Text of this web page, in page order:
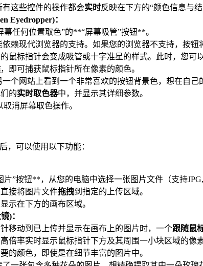
有这些控件的操作都会实时反映在下方的“颜色信息与
Eyedropper)：
幕任何位置取色”的**“屏幕吸管”按钮**。
依赖现代浏览器的支持。如果您的浏览器不支持，按钮
鼠标指针会变成吸管或十字准星的样式。此时，您
，即可捕获鼠标指针所在像素的颜色。
一个网站上看到一个非常喜欢的按钮背景色，想在自己
的实时取色器中，并显示其详细参数。
取消屏幕取色操作。
，可以使用以下功能：
片”按钮**，从您的电脑中选择一张图片文件（支持JPG,
接将图片文件拖拽到指定的上传区域。
示在下方的画布区域。
)：
移动到已上传并显示在画布上的图片时，一个跟随鼠
倍率实时显示鼠标指针下方及其周围一小块区域的
的颜色，即使是在细节丰富的图片中。